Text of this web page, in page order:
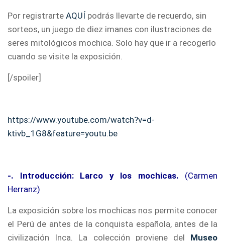
Por registrarte AQUÍ podrás llevarte de recuerdo, sin
sorteos, un juego de diez imanes con ilustraciones de
seres mitológicos mochica. Solo hay que ir a recogerlo
cuando se visite la exposición.
[/spoiler]
https://www.youtube.com/watch?v=d-
ktivb_1G8&feature=youtu.be
-. Introducción: Larco y los mochicas. (Carmen
Herranz)
La exposición sobre los mochicas nos permite conocer
el Perú de antes de la conquista española, antes de la
civilización Inca. La colección proviene del Museo